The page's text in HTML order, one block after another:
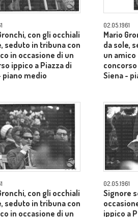
con gli occhiali
seduto in tribuna con
in occasione di un
ippico a Piazza di
piano medio
02.05.1961
Mario
da sole,
un
Siena -
con gli occhiali
seduto in tribuna con
in occasione di un
02.05.1961
Signore
ippico a